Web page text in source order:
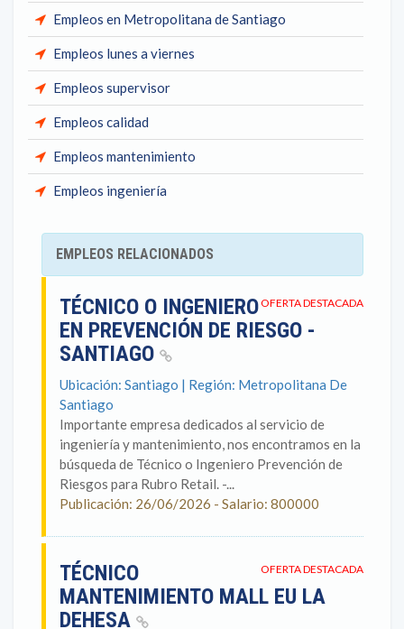
Empleos en Metropolitana de Santiago
Empleos lunes a viernes
Empleos supervisor
Empleos calidad
Empleos mantenimiento
Empleos ingeniería
EMPLEOS RELACIONADOS
OFERTA DESTACADA
TÉCNICO O INGENIERO
EN PREVENCIÓN DE RIESGO -
SANTIAGO
Ubicación: Santiago | Región: Metropolitana De
Santiago
Importante empresa dedicados al servicio de
ingeniería y mantenimiento, nos encontramos en la
búsqueda de Técnico o Ingeniero Prevención de
Riesgos para Rubro Retail. -...
Publicación: 26/06/2026 - Salario: 800000
OFERTA DESTACADA
TÉCNICO
MANTENIMIENTO MALL EU LA
DEHESA